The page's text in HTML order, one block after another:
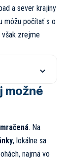
a sever krajiny
môžu počítať s o
zrejme
možné
. Na
, lokálne sa
najmä vo